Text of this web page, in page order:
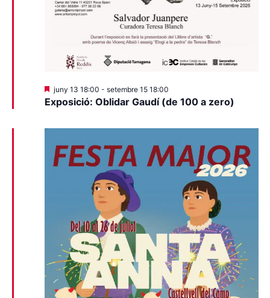
Exposició: Oblidar Gaudí (de 100 a zero)
Destacats
juny 13 18:00 - setembre 15 18:00